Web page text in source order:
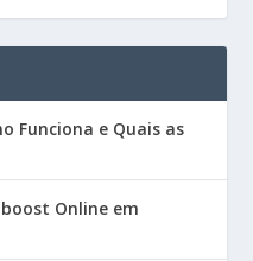
Funciona e Quais as
Online em